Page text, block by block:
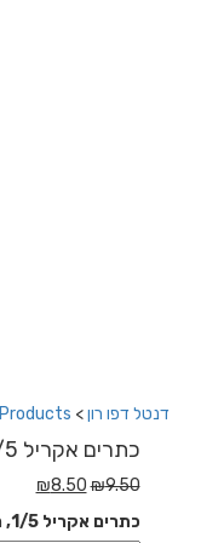
דנטל דפו רון>
Products
כתרים אקריל 1/5, מס’ 58
₪9.50
₪8.50
כתרים אקריל 1/5, מס' 58 quantity